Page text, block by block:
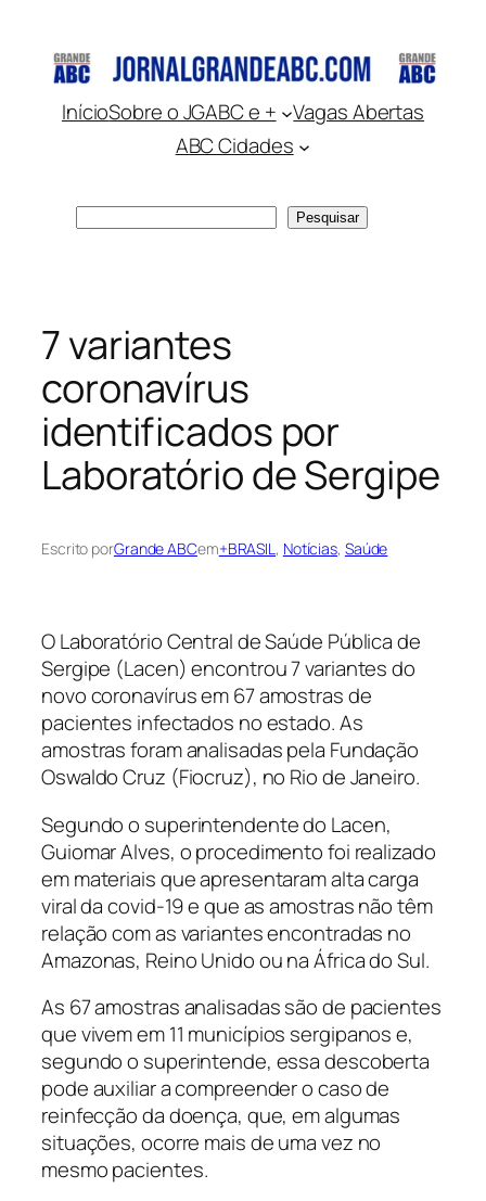
conteúdo
InícioSobre o JGABC e +
Vagas Abertas
ABC Cidades
Pesquisar
7 variantes
coronavírus
identificados por
Laboratório de Sergipe
Escrito porGrande ABCem+BRASIL, Notícias, Saúde
O Laboratório Central de Saúde Pública de
Sergipe (Lacen) encontrou 7 variantes do
novo coronavírus em 67 amostras de
pacientes infectados no estado. As
amostras foram analisadas pela Fundação
Oswaldo Cruz (Fiocruz), no Rio de Janeiro.
Segundo o superintendente do Lacen,
Guiomar Alves, o procedimento foi realizado
em materiais que apresentaram alta carga
viral da covid-19 e que as amostras não têm
relação com as variantes encontradas no
Amazonas, Reino Unido ou na África do Sul.
As 67 amostras analisadas são de pacientes
que vivem em 11 municípios sergipanos e,
segundo o superintende, essa descoberta
pode auxiliar a compreender o caso de
reinfecção da doença, que, em algumas
situações, ocorre mais de uma vez no
mesmo pacientes.